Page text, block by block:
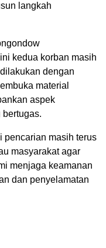
langkah
kedua korban masih
dengan
material
aspek
bertugas.
pencarian masih terus
masyarakat agar
menjaga keamanan
dan penyelamatan